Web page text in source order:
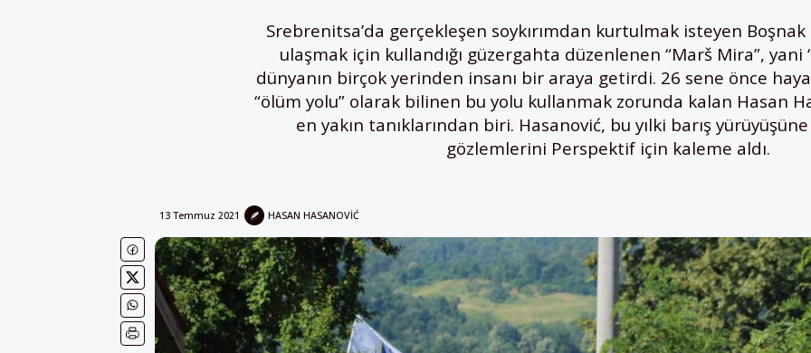
Srebrenitsa’da gerçekleşen soykırımdan kurtulmak isteyen Boşnak
ulaşmak için kullandığı güzergahta düzenlenen “Marš Mira”, yani
dünyanın birçok yerinden insanı bir araya getirdi. 26 sene önce
“ölüm yolu” olarak bilinen bu yolu kullanmak zorunda kalan Hasan
en yakın tanıklarından biri. Hasanović, bu yılki barış
gözlemlerini Perspektif için kaleme aldı.
13 Temmuz 2021 HASAN HASANOVIĆ